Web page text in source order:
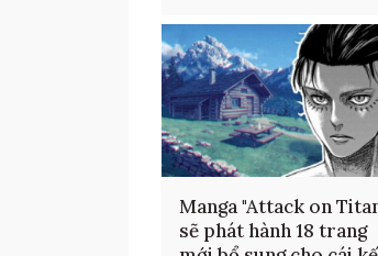
Manga "Attack on
sẽ phát hành 18 trang